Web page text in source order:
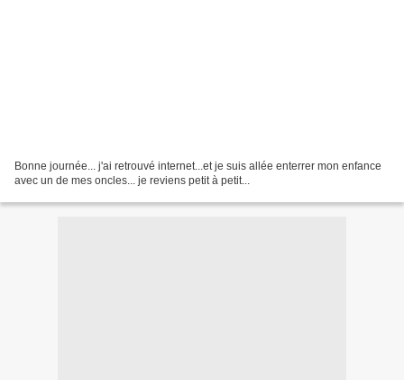
Bonne journée... j'ai retrouvé internet...et je suis allée enterrer mon enfance
avec un de mes oncles... je reviens petit à petit...